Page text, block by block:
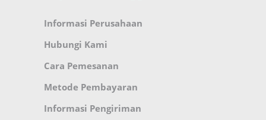
Informasi Perusahaan
Hubungi Kami
Cara Pemesanan
Metode Pembayaran
Informasi Pengiriman